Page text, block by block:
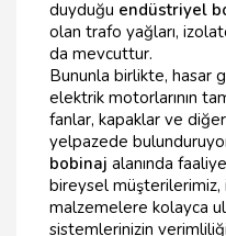
duyduğu endüstriyel
olan trafo yağları,
da mevcuttur.
Bununla birlikte, hasar
elektrik motorlarının
fanlar, kapaklar ve
yelpazede
bobinaj alanında
bireysel müşterilerimiz,
malzemelere kolayca
sistemlerinizin